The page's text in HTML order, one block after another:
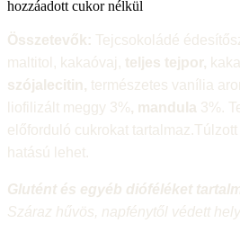
hozzáadott cukor nélkül
Összetevők: Tejcsokoládé
maltitol, kakaóvaj, teljes tejpor,
szójalecitin, természetes vanília
liofilizált meggy 3%, mandula 3%.
előforduló cukrokat
hatású lehet.
Glutént és egyéb dióféléket
Száraz hűvös, napfénytől védett